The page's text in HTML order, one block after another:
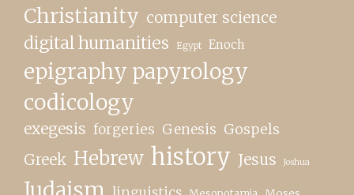
Christianity computer science
digital humanities Egypt Enoch
epigraphy papyrology
codicology
exegesis forgeries Genesis Gospels
Greek Hebrew history Jesus Joshua
Judaism